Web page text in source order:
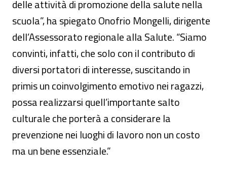
delle attività di promozione della salute nella
scuola”, ha spiegato Onofrio Mongelli, dirigente
dell’Assessorato regionale alla Salute. “Siamo
convinti, infatti, che solo con il contributo di
diversi portatori di interesse, suscitando in
primis un coinvolgimento emotivo nei ragazzi,
possa realizzarsi quell’importante salto
culturale che porterà a considerare la
prevenzione nei luoghi di lavoro non un costo
ma un bene essenziale.”